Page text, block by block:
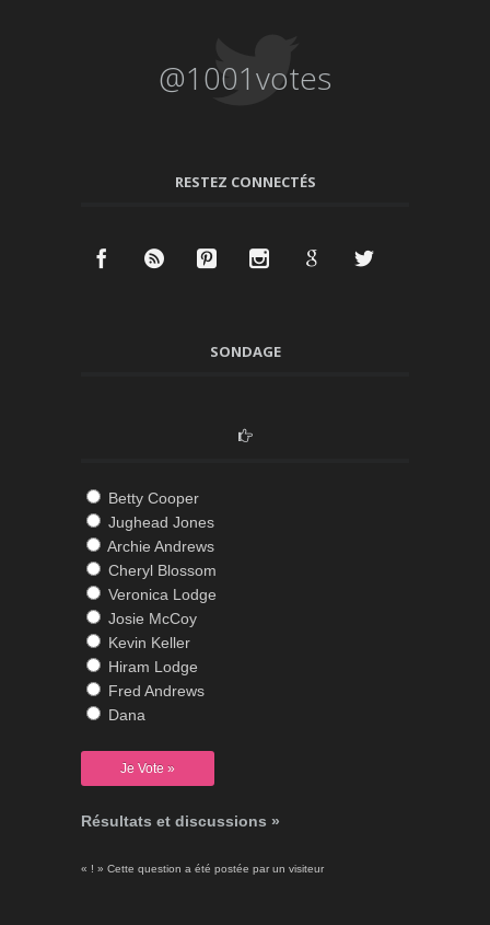
@1001votes
RESTEZ CONNECTÉS
SONDAGE
Betty Cooper
Jughead Jones
Archie Andrews
Cheryl Blossom
Veronica Lodge
Josie McCoy
Kevin Keller
Hiram Lodge
Fred Andrews
Dana
Résultats et discussions »
« ! » Cette question a été postée par un visiteur